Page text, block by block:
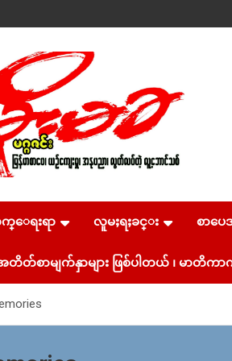
Burmese
၊ လမ္း ၄၀၊ ေက်ာက္တံတား၊ ရန္ကုန္။
၀၉ ၄၂၁ ၇၄၃ ၇၅၃ ၊ ၀၉ ၅၀၄ ၁၀ ၅၈)
ာစာေပ – အမွတ္ ၁၃ / ၃၈ လမ္း။ ပ
၃၇ ၃၀၅ / ၀၉ ၉၆၃၆၉၉၈၃၄
ေရးရာ လူမႈရႈခင္း စာပေ
ာမျက်နှာများ ဖြစ်ပါတယ် ၊ မာတိကာကို